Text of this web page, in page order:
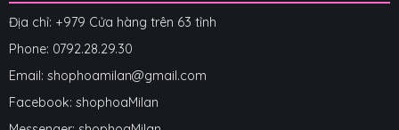
Địa chỉ: +979 Cửa hàng trên 63 tỉnh
Phone: 0792.28.29.30
Email: shophoamilan@gmail.com
Facebook: shophoaMilan